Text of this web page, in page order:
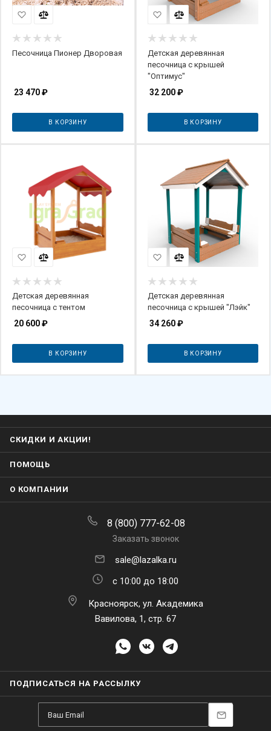
Песочница Пионер Дворовая
23 470₽
В КОРЗИНУ
Детская деревянная
песочница с крышей
"Оптимус"
32 200₽
В КОРЗИНУ
Детская деревянная
песочница с тентом
20 600₽
В КОРЗИНУ
Детская деревянная
песочница с крышей "Лэйк"
34 260₽
В КОРЗИНУ
СКИДКИ И АКЦИИ!
ПОМОЩЬ
О КОМПАНИИ
8 (800) 777-62-08
Заказать звонок
sale@lazalka.ru
с 10:00 до 18:00
Красноярск, ул. Академика
Вавилова, 1, стр. 67
ПОДПИСАТЬСЯ НА РАССЫЛКУ